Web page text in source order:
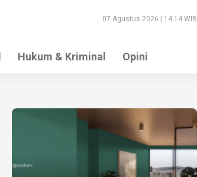
07 Agustus 2026 | 14:14 WIB
Hukum & Kriminal Opini